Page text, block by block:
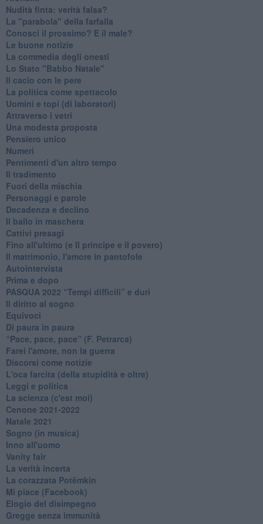
Nudità finta: verità falsa?
La "parabola" della farfalla
Conosci il prossimo? E il male?
Le buone notizie
La commedia degli onesti
Lo Stato "Babbo Natale"
Il cacio con le pere
La politica come spettacolo
Uomini e topi (di laboratori)
Attraverso i vetri
Una modesta proposta
Pensiero unico
Numeri
Pentimenti d'un altro tempo
Il tradimento
Fuori della mischia
Personaggi e parole
Decadenza e declino
Il ballo in maschera
Cattivi presagi
Fino all'ultimo (e Il principe e il povero)
Il matrimonio, l'amore in pantofole
Autointervista
Prima e dopo
​PASQUA 2022 “Tempi difficili” e duri
Il diritto al sogno
Equivoci
Di paura in paura
​“Pace, pace, pace” (F. Petrarca)
Farei l'amore, non la guerra
Discorsi come notizie
L'oca farcita (della stupidità e oltre)
Leggi e politica
La scienza (c'est moi)
Cenone 2021-2022
Natale 2021
Sogno (in musica)
Inno all'uomo
Vanity fair
La verità incerta
La corazzata Potëmkin
Mi piace (Facebook)
Elogio del disimpegno
Gregge senza immunità